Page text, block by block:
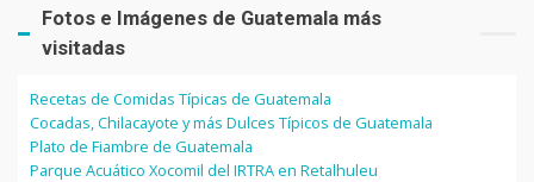
Fotos e Imágenes de Guatemala más
visitadas
Recetas de Comidas Típicas de Guatemala
Cocadas, Chilacayote y más Dulces Típicos de Guatemala
Plato de Fiambre de Guatemala
Parque Acuático Xocomil del IRTRA en Retalhuleu